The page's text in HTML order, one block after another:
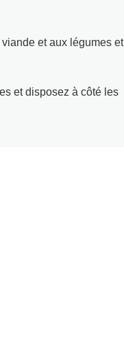
et aux légumes et
et disposez à côté les